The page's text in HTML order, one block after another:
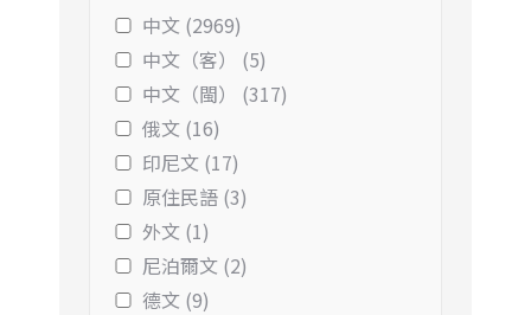
中文 (2969)
中文（客） (5)
中文（閩） (317)
俄文 (16)
印尼文 (17)
原住民語 (3)
外文 (1)
尼泊爾文 (2)
德文 (9)